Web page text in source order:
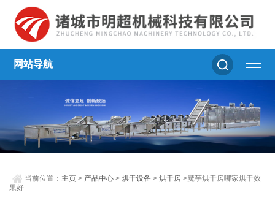
网站导航
当前位置： 主页 > 产品中心 >烘干设备 >烘干房 >魔芋烘干房哪家烘干效
果好